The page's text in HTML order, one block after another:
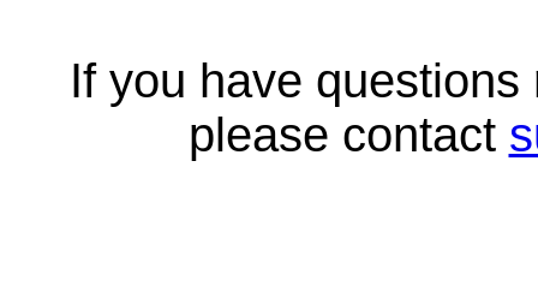
If you have
please contact